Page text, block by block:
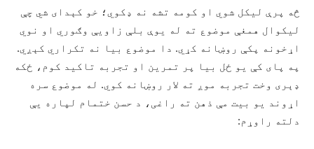
څه پرې لیکل شوي او کومه تشه نه ډکوي؛ خو کېدای شي چې
لیکوال همغې موضوع ته له یوې بلې زاويې وګوري او نوي
اړخونه پکې روښانه کړي. دا موضوع بیا نه تکراري کېږي.
په پای کې يو ځل بیا پر تمرین او تجربه تاکید کوم، ځکه
ډېری وخت تجربه موږ ته لار روښانه کوي. له موضوع سره
اړوند یو بیت مې ذهن ته راغی، د حسن ختمام لپاره يې
دلته راوړم: